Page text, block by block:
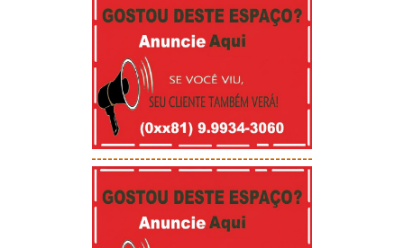
-----------------------------------------